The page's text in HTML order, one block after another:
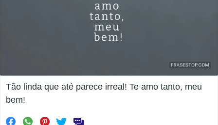
Tão linda que até parece irreal! Te amo tanto, meu
bem!